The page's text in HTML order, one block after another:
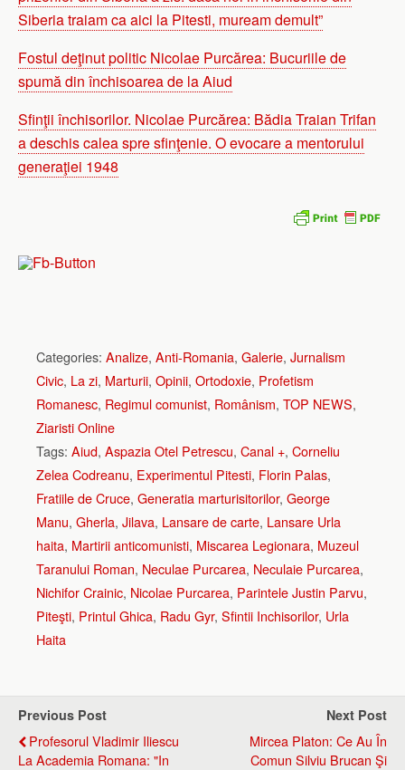
Siberia traiam ca aici la Pitesti, muream demult”
Fostul deţinut politic Nicolae Purcărea: Bucuriile de
spumă din închisoarea de la Aiud
Sfinţii închisorilor. Nicolae Purcărea: Bădia Traian Trifan
a deschis calea spre sfinţenie. O evocare a mentorului
generaţiei 1948
Categories: Analize, Anti-Romania, Galerie, Jurnalism
Civic, La zi, Marturii, Opinii, Ortodoxie, Profetism
Romanesc, Regimul comunist, Românism, TOP NEWS,
Ziaristi Online
Tags: Aiud, Aspazia Otel Petrescu, Canal +, Corneliu
Zelea Codreanu, Experimentul Pitesti, Florin Palas,
Fratiile de Cruce, Generatia marturisitorilor, George
Manu, Gherla, Jilava, Lansare de carte, Lansare Urla
haita, Martirii anticomunisti, Miscarea Legionara, Muzeul
Taranului Roman, Neculae Purcarea, Neculaie Purcarea,
Nichifor Crainic, Nicolae Purcarea, Parintele Justin Parvu,
Piteşti, Printul Ghica, Radu Gyr, Sfintii Inchisorilor, Urla
Haita
Previous Post
Profesorul Vladimir Iliescu
La Academia Romana: "In
Next Post
Mircea Platon: Ce Au În
Comun Silviu Brucan Şi